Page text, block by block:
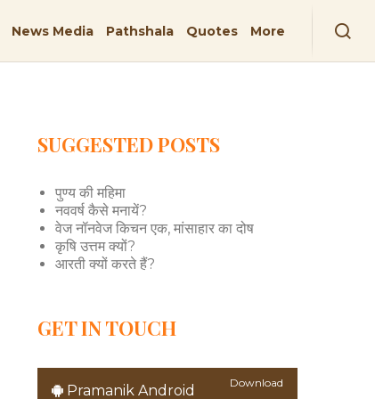
News Media Pathshala Quotes More
SUGGESTED POSTS
पुण्य की महिमा
नववर्ष कैसे मनायें?
वेज नॉनवेज किचन एक, मांसाहार का दोष
कृषि उत्तम क्यों?
आरती क्यों करते हैं?
GET IN TOUCH
Pramanik Android Download